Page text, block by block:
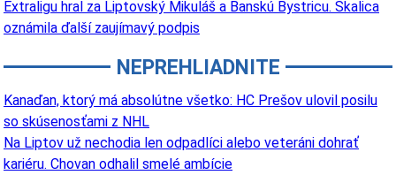
Extraligu hral za Liptovský Mikuláš a Banskú Bystricu. Skalica
oznámila ďalší zaujímavý podpis
NEPREHLIADNITE
Kanaďan, ktorý má absolútne všetko: HC Prešov ulovil posilu
so skúsenosťami z NHL
Na Liptov už nechodia len odpadlíci alebo veteráni dohrať
kariéru. Chovan odhalil smelé ambície